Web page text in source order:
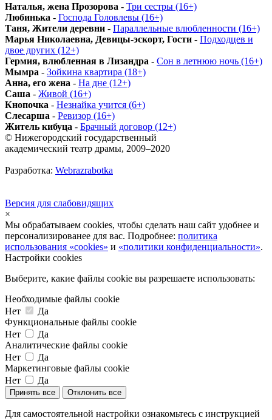
Наталья, жена Прозорова - Три сестры (16+)
Любинька - Господа Головлевы (16+)
Таня, Жители деревни - Параллельные влюбленности (16+)
Марья Николаевна, Девицы-эскорт, Гости - Подходцев и
двое других (12+)
Гермия, влюбленная в Лизандра - Сон в летнюю ночь (16+)
Мымра - Зойкина квартира (18+)
Анна, его жена - На дне (12+)
Саша - Живой (16+)
Кнопочка - Незнайка учится (6+)
Слесарша - Ревизор (16+)
Житель кибуца - Брачный договор (12+)
© Нижегородский государственный
академический театр драмы, 2009–2020
Разработка: Webrazrabotka
Версия для слабовидящих
×
Мы обрабатываем cookies, чтобы сделать наш сайт удобнее и
персонализированее для вас. Подробнее: политика
использования «cookies» и «политики конфиденциальности».
Настройки cookies
Выберите, какие файлы cookie вы разрешаете использовать:
Необходимые файлы cookie
Нет
Да
Функциональные файлы cookie
Нет
Да
Аналитические файлы cookie
Нет
Да
Маркетинговые файлы cookie
Нет
Да
Принять все Отклонить все
Для самостоятельной настройки ознакомьтесь с инструкцией